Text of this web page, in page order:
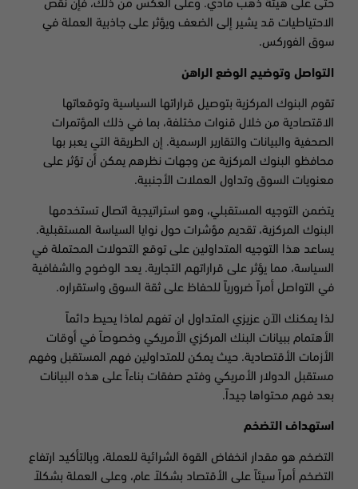
حتى على هيئة ذهب مادي. وعلى العكس من ذلك، فإن نقص
الاحتياطيات قد يشير إلى الضعف ويؤثر على جاذبية العملة في
سوق الفوركس.
التواصل وتوضيح الوضع الراهن
تقوم البنوك المركزية بتوصيل قراراتها السياسية وتوقعاتها
الاقتصادية من خلال قنوات مختلفة، بما في ذلك المؤتمرات
الصحفية والبيانات والتقارير الرسمية. إن الطريقة التي يعبر بها
محافظو البنوك المركزية عن وجهات نظرهم يمكن أن تؤثر على
معنويات السوق وتداول العملات الأجنبية.
يتضمن التوجيه المستقبلي، وهو استراتيجية اتصال تستخدمها
البنوك المركزية، تقديم مؤشرات حول نوايا السياسة المستقبلية.
يساعد هذا التوجيه المتداولين على توقع التحولات المحتملة في
السياسة، مما يؤثر على قراراتهم التجارية. يعد الوضوح والشفافية
في التواصل أمراً ضرورياً للحفاظ على ثقة السوق واستقراره.
لذا يمكنك الآن عزيزي المتداول ان تفهم لماذا يحيط دائماً
الأهتمام ببيانات البنك المركزي الأمريكي وخصوصاً في أوقات
الأزمات الأقتصادية. حيث يمكن للمتداولين فهم المستقبل وفهم
مستقبل الدولار الأمريكي وفتح صفقات بناءاً على هذه البيانات
بعد فهم محتواها جيداً.
استهداف التضخم
التضخم هو مقدار انخفاض القوة الشرائية للعملة، وبالتأكيد ارتفاع
التضخم أمراً سيئاً على الأقتصاد بشكلاً عام، وعلى العملة بشكلاً